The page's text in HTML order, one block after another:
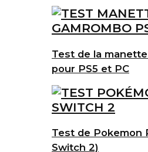
Test de la
pour PS5 et PC
Test de Pokemon
Switch 2)